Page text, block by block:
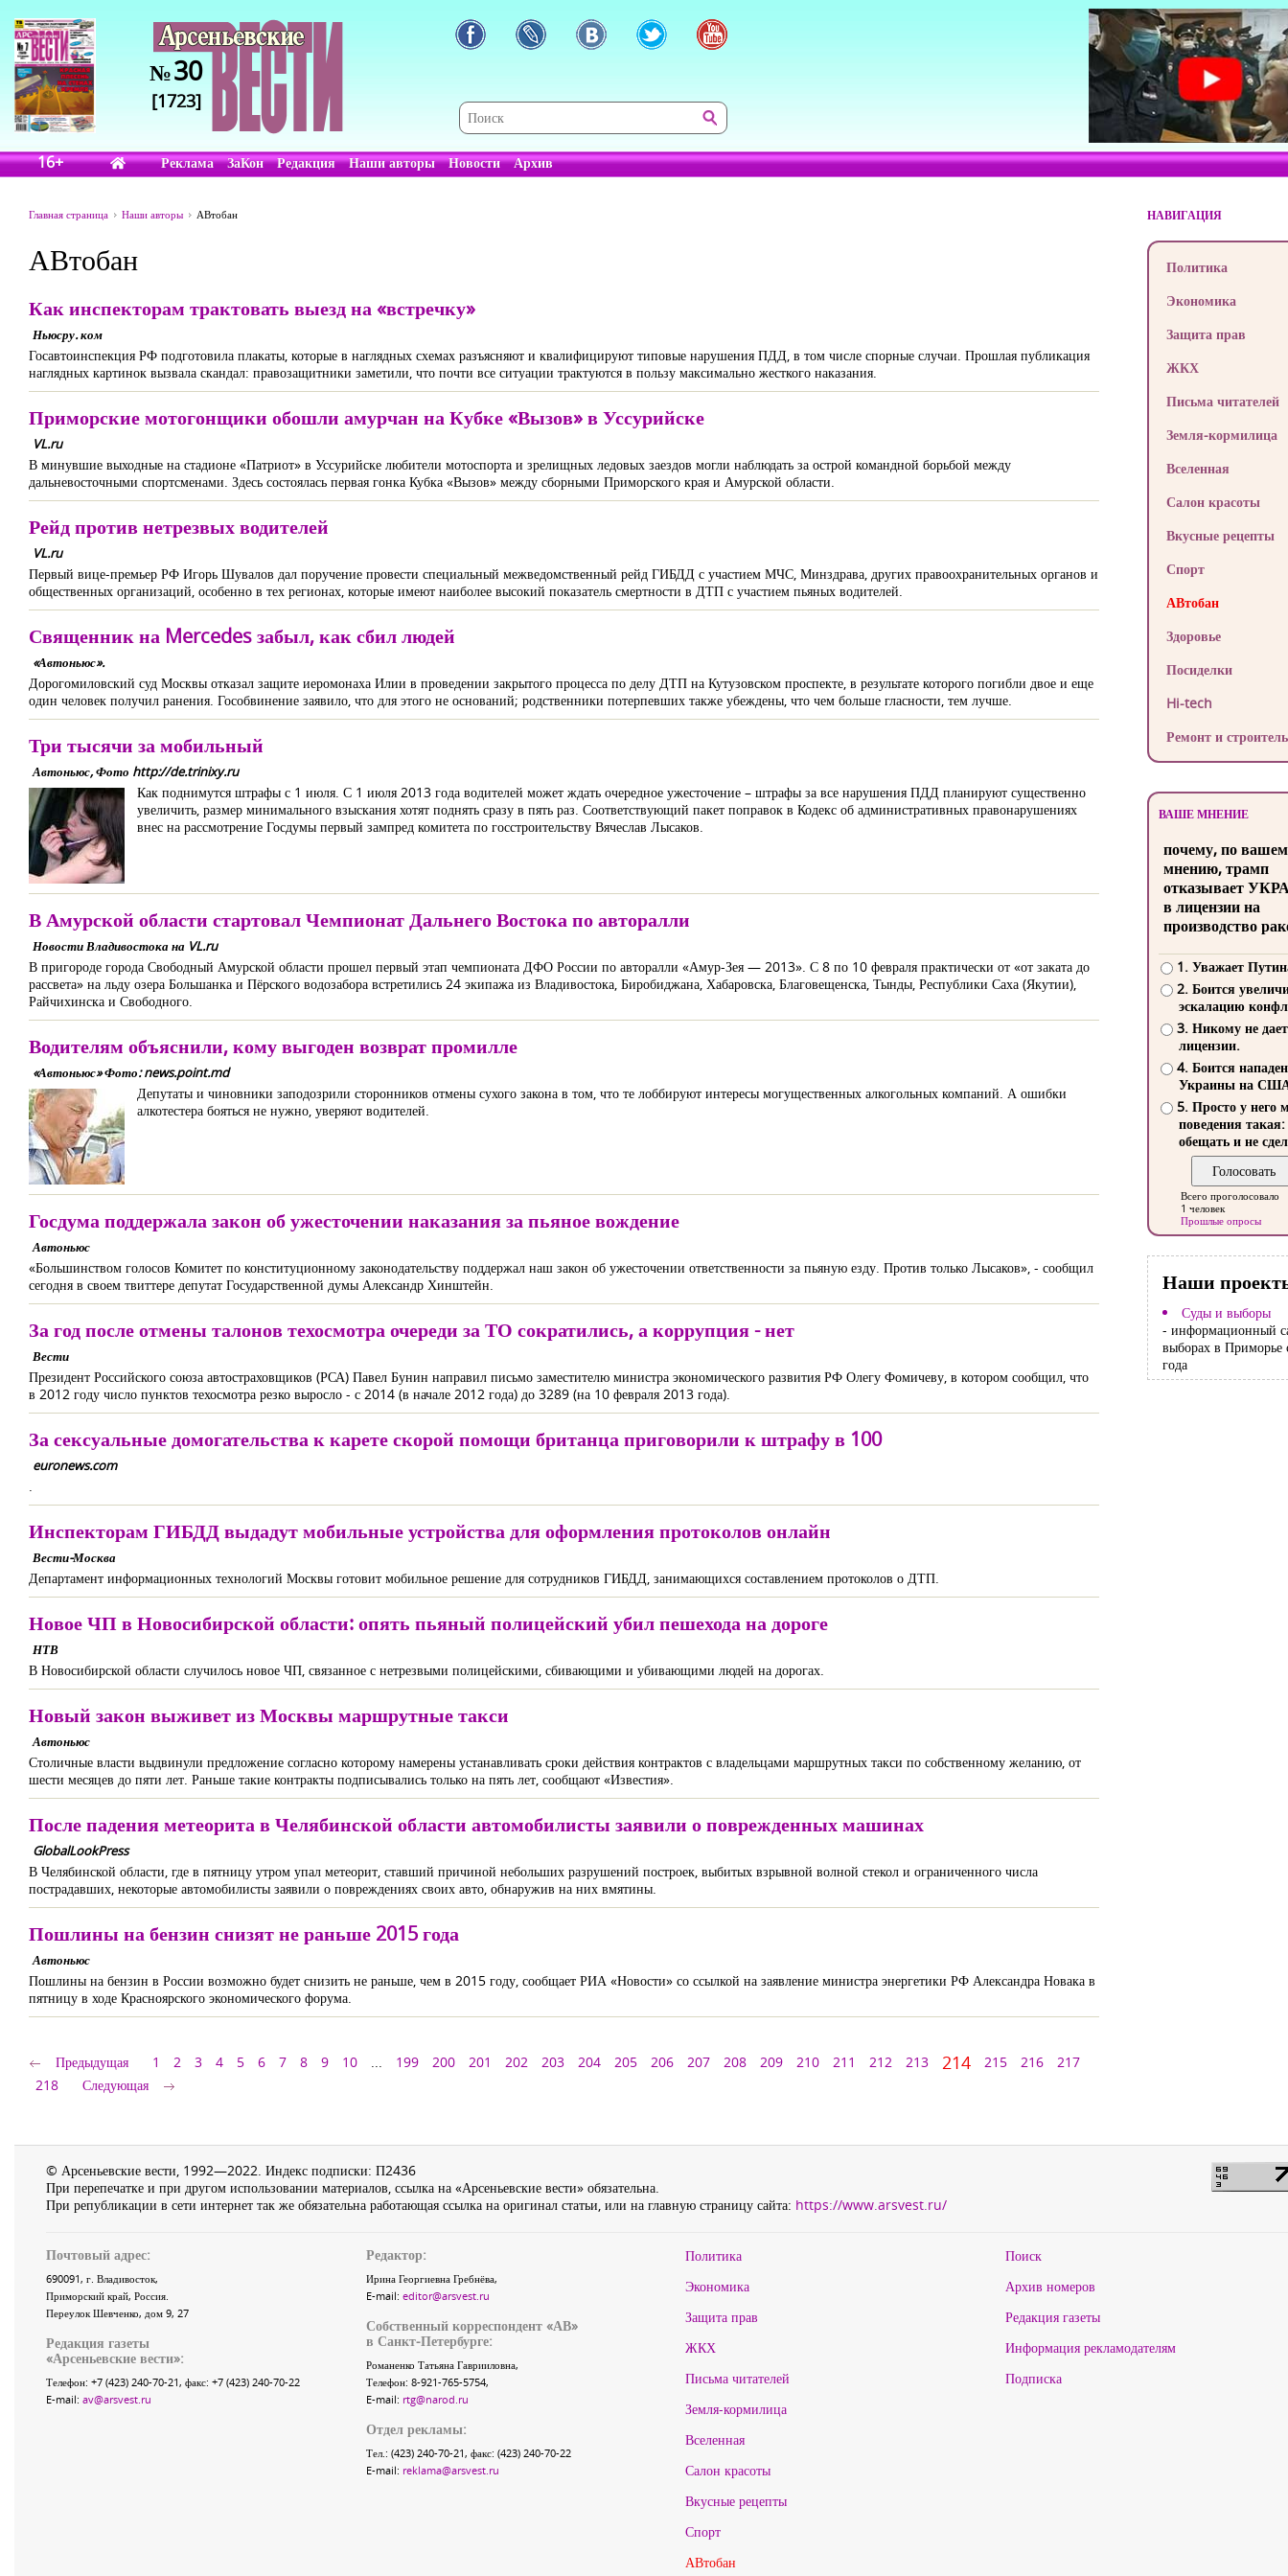
№30
[1723]
16+ Реклама ЗаКон Редакция Наши авторы Новости Архив
Главная страница Наши авторы АВтобан
АВтобан
Как инспекторам трактовать выезд на «встречку»
Ньюсру. ком
Госавтоинспекция РФ подготовила плакаты, которые в наглядных схемах разъясняют и квалифицируют типовые нарушения ПДД, в том числе спорные случаи. Прошлая публикация
наглядных картинок вызвала скандал: правозащитники заметили, что почти все ситуации трактуются в пользу максимально жесткого наказания.
Приморские мотогонщики обошли амурчан на Кубке «Вызов» в Уссурийске
VL.ru
В минувшие выходные на стадионе «Патриот» в Уссурийске любители мотоспорта и зрелищных ледовых заездов могли наблюдать за острой командной борьбой между
дальневосточными спортсменами. Здесь состоялась первая гонка Кубка «Вызов» между сборными Приморского края и Амурской области.
Рейд против нетрезвых водителей
VL.ru
Первый вице-премьер РФ Игорь Шувалов дал поручение провести специальный межведомственный рейд ГИБДД с участием МЧС, Минздрава, других правоохранительных органов и
общественных организаций, особенно в тех регионах, которые имеют наиболее высокий показатель смертности в ДТП с участием пьяных водителей.
Священник на Mercedes забыл, как сбил людей
«Автоньюс».
Дорогомиловский суд Москвы отказал защите иеромонаха Илии в проведении закрытого процесса по делу ДТП на Кутузовском проспекте, в результате которого погибли двое и еще
один человек получил ранения. Гособвинение заявило, что для этого не оснований; родственники потерпевших также убеждены, что чем больше гласности, тем лучше.
Три тысячи за мобильный
Автоньюс, Фото http://de.trinixy.ru
Как поднимутся штрафы с 1 июля. С 1 июля 2013 года водителей может ждать очередное ужесточение – штрафы за все нарушения ПДД планируют существенно
увеличить, размер минимального взыскания хотят поднять сразу в пять раз. Соответствующий пакет поправок в Кодекс об административных правонарушениях
внес на рассмотрение Госдумы первый зампред комитета по госстроительству Вячеслав Лысаков.
В Амурской области стартовал Чемпионат Дальнего Востока по авторалли
Новости Владивостока на VL.ru
В пригороде города Свободный Амурской области прошел первый этап чемпионата ДФО России по авторалли «Амур-Зея — 2013». С 8 по 10 февраля практически от «от заката до
рассвета» на льду озера Большанка и Пёрского водозабора встретились 24 экипажа из Владивостока, Биробиджана, Хабаровска, Благовещенска, Тынды, Республики Саха (Якутии),
Райчихинска и Свободного.
Водителям объяснили, кому выгоден возврат промилле
«Автоньюс» Фото: news.point.md
Депутаты и чиновники заподозрили сторонников отмены сухого закона в том, что те лоббируют интересы могущественных алкогольных компаний. А ошибки
алкотестера бояться не нужно, уверяют водителей.
Госдума поддержала закон об ужесточении наказания за пьяное вождение
Автоньюс
«Большинством голосов Комитет по конституционному законодательству поддержал наш закон об ужесточении ответственности за пьяную езду. Против только Лысаков», - сообщил
сегодня в своем твиттере депутат Государственной думы Александр Хинштейн.
За год после отмены талонов техосмотра очереди за ТО сократились, а коррупция - нет
Вести
Президент Российского союза автостраховщиков (РСА) Павел Бунин направил письмо заместителю министра экономического развития РФ Олегу Фомичеву, в котором сообщил, что
в 2012 году число пунктов техосмотра резко выросло - с 2014 (в начале 2012 года) до 3289 (на 10 февраля 2013 года).
За сексуальные домогательства к карете скорой помощи британца приговорили к штрафу в 100
euronews.com
.
Инспекторам ГИБДД выдадут мобильные устройства для оформления протоколов онлайн
Вести-Москва
Департамент информационных технологий Москвы готовит мобильное решение для сотрудников ГИБДД, занимающихся составлением протоколов о ДТП.
Новое ЧП в Новосибирской области: опять пьяный полицейский убил пешехода на дороге
НТВ
В Новосибирской области случилось новое ЧП, связанное с нетрезвыми полицейскими, сбивающими и убивающими людей на дорогах.
Новый закон выживет из Москвы маршрутные такси
Автоньюс
Столичные власти выдвинули предложение согласно которому намерены устанавливать сроки действия контрактов с владельцами маршрутных такси по собственному желанию, от
шести месяцев до пяти лет. Раньше такие контракты подписывались только на пять лет, сообщают «Известия».
После падения метеорита в Челябинской области автомобилисты заявили о поврежденных машинах
GlobalLookPress
В Челябинской области, где в пятницу утром упал метеорит, ставший причиной небольших разрушений построек, выбитых взрывной волной стекол и ограниченного числа
пострадавших, некоторые автомобилисты заявили о повреждениях своих авто, обнаружив на них вмятины.
Пошлины на бензин снизят не раньше 2015 года
Автоньюс
Пошлины на бензин в России возможно будет снизить не раньше, чем в 2015 году, сообщает РИА «Новости» со ссылкой на заявление министра энергетики РФ Александра Новака в
пятницу в ходе Красноярского экономического форума.
Предыдущая 1 2 3 4 5 6 7 8 9 10 ... 199 200 201 202 203 204 205 206 207 208 209 210 211 212 213 214 215 216
217
218
Следующая
НАВИГАЦИЯ
Политика
Экономика
Защита прав
ЖКХ
Письма читателей
Земля-кормилица
Вселенная
Салон красоты
Вкусные рецепты
Спорт
АВтобан
Здоровье
Посиделки
Hi-tech
Ремонт и
ВАШЕ МНЕНИЕ
почему, по
мнению, трамп
отказывает
в лицензии на
производство
1. Уважает
2. Боится
эскалацию
3. Никому не
лицензии.
4. Боится
Украины на
5. Просто у него
поведения такая:
обещать и не
Всего проголосовало
1 человек
Прошлые опросы
Наши
Суды и выборы
- информационный
выборах в Приморье
года
© Арсеньевские вести, 1992—2022. Индекс подписки: П2436
При перепечатке и при другом использовании материалов, ссылка на «Арсеньевские вести» обязательна.
При републикации в сети интернет так же обязательна работающая ссылка на оригинал статьи, или на главную страницу сайта: https://www.arsvest.ru/
Почтовый адрес:
690091, г. Владивосток,
Приморский край, Россия.
Переулок Шевченко, дом 9, 27
Редакция газеты
«Арсеньевские вести»:
Телефон: +7 (423) 240-70-21, факс: +7 (423) 240-70-22
E-mail: av@arsvest.ru
Редактор:
Ирина Георгиевна Гребнёва,
E-mail: editor@arsvest.ru
Собственный корреспондент «АВ»
в Санкт-Петербурге:
Романенко Татьяна Гаврииловна,
Телефон: 8-921-765-5754,
E-mail: rtg@narod.ru
Отдел рекламы:
Тел.: (423) 240-70-21, факс: (423) 240-70-22
E-mail: reklama@arsvest.ru
Политика
Экономика
Защита прав
ЖКХ
Письма читателей
Земля-кормилица
Вселенная
Салон красоты
Вкусные рецепты
Спорт
АВтобан
Поиск
Архив номеров
Редакция газеты
Информация рекламодателям
Подписка